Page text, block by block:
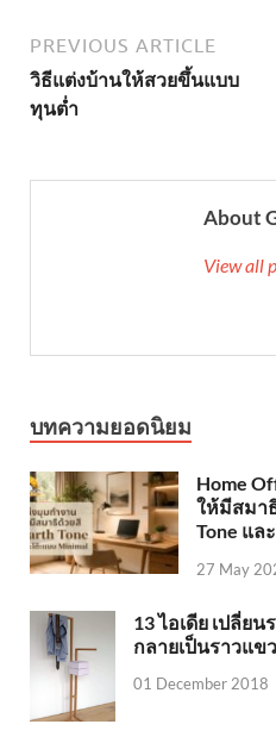
PREVIOUS ARTICLE
วิธีแต่งบ้านให้สวยขึ้นแบบ
ทุนต่ำ
About
View all
บทความยอดนิยม
Home
ให้มีสมา
Tone แล
27 May
13 ไอเดีย เปลี่ย
กลายเป็นราวแข
01 December 2018